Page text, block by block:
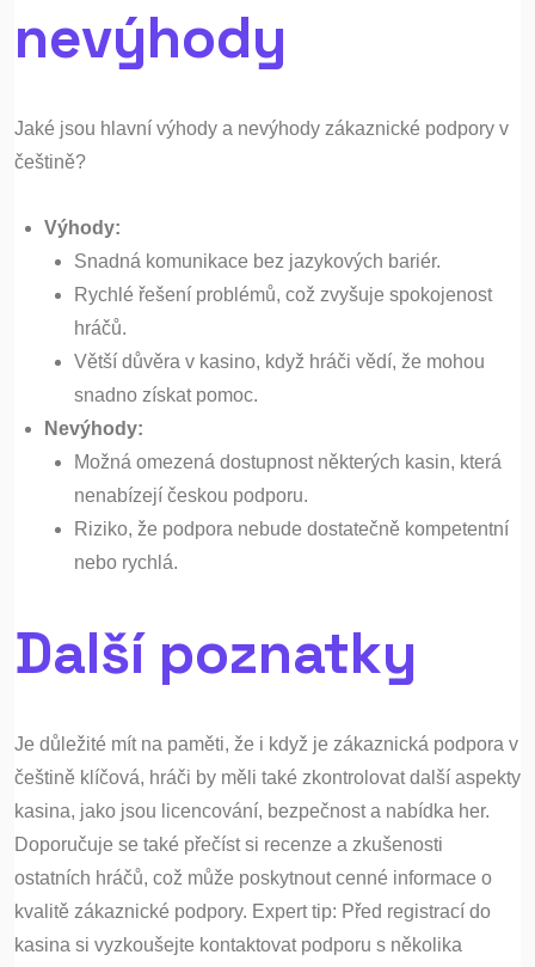
nevýhody
Jaké jsou hlavní výhody a nevýhody zákaznické podpory v
češtině?
Výhody:
Snadná komunikace bez jazykových bariér.
Rychlé řešení problémů, což zvyšuje spokojenost
hráčů.
Větší důvěra v kasino, když hráči vědí, že mohou
snadno získat pomoc.
Nevýhody:
Možná omezená dostupnost některých kasin, která
nenabízejí českou podporu.
Riziko, že podpora nebude dostatečně kompetentní
nebo rychlá.
Další poznatky
Je důležité mít na paměti, že i když je zákaznická podpora v
češtině klíčová, hráči by měli také zkontrolovat další aspekty
kasina, jako jsou licencování, bezpečnost a nabídka her.
Doporučuje se také přečíst si recenze a zkušenosti
ostatních hráčů, což může poskytnout cenné informace o
kvalitě zákaznické podpory. Expert tip: Před registrací do
kasina si vyzkoušejte kontaktovat podporu s několika